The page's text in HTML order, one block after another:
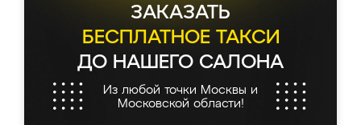
ЗАКАЗАТЬ
БЕСПЛАТНОЕ ТАКСИ
ДО НАШЕГО САЛОНА
Из любой точки Москвы и
Московской области!